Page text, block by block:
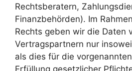
Rechtsberatern,
Finanzbehörden). Im
Rechts geben wir die Daten
Vertragspartnern nur
als dies für die
Erfüllung gesetzlicher